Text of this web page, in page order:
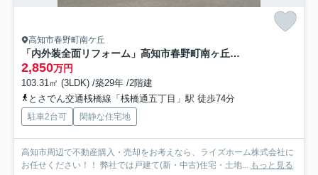
高知市春野町南ケ丘
「内外装全面リフォーム」高知市春野町南ヶ丘9丁目 中古一戸建て
2,850万円
103.31㎡ (3LDK) /築29年 /2階建
とさでん交通桟橋線「桟橋通五丁目」駅 徒歩74分
駐車2台可 閑静な住宅地
高知市周辺で不動産購入・売却をお考えなら、ライズホーム株式会社に
お任せください！！ 弊社では戸建て(新・中古)住宅・土地... もっと見る